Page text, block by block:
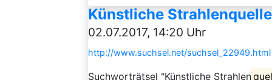
Künstliche
02.07.2017, 14:20 Uhr
http://www.suchsel.net/suchsel_22949.html
Suchworträtsel "Künstliche Strahlen